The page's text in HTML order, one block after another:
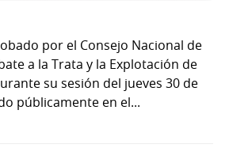
por el Consejo Nacional de
a la Trata y la Explotación de
su sesión del jueves 30 de
públicamente en el...